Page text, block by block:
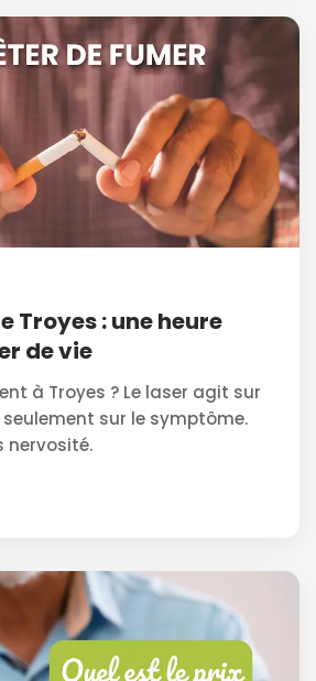
Troyes : une heure
de vie
à Troyes ? Le laser agit sur
sur le symptôme.
nervosité.